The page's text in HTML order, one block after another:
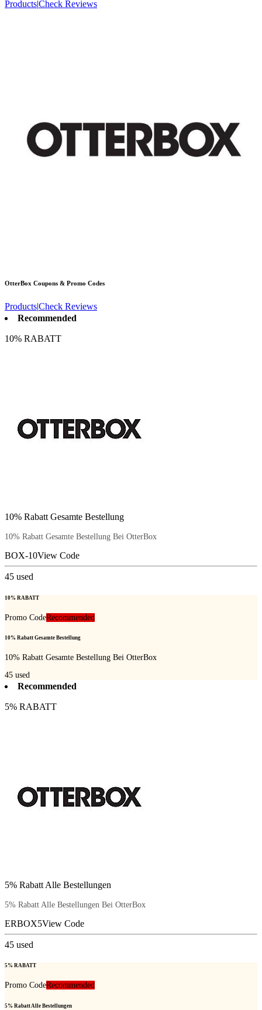
Products|Check Reviews
OtterBox Coupons & Promo Codes
Products|Check Reviews
Recommended
10% RABATT
10% Rabatt Gesamte Bestellung
10% Rabatt Gesamte Bestellung Bei OtterBox
BOX-10View Code
45 used
10% RABATT
Promo CodeRecommended
10% Rabatt Gesamte Bestellung
10% Rabatt Gesamte Bestellung Bei OtterBox
45 used
Recommended
5% RABATT
5% Rabatt Alle Bestellungen
5% Rabatt Alle Bestellungen Bei OtterBox
ERBOX5View Code
45 used
5% RABATT
Promo CodeRecommended
5% Rabatt Alle Bestellungen